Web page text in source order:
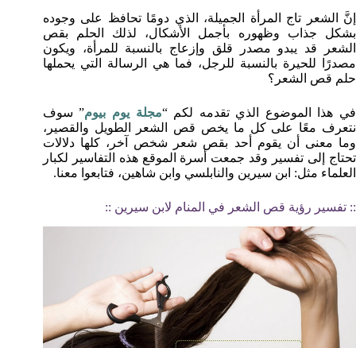
إنَّ الشعر تاج المرأة الجميلة، الذي دومًا تحافظ على وجوده
بشكل جذاب وظهوره بأجمل الأشكال، لذلك الحلم بقص
الشعر قد يبدو مصدر قلق وإزعاج بالنسبة للمرأة، ويكون
مصدرًا للحيرة بالنسبة للرجل، فما هي الرسالة التي يحملها
حلم قص الشعر؟
في هذا الموضوع الذي تقدمه لكم “مجلة يوم بيوم” سوف
نتعرف معًا على كل ما يخص قص الشعر الطويل والقصير،
وما معنى أن يقوم أحد بقص شعر شخص آخر، كلها دلالات
تحتاج إلى تفسير وقد جمعت أسرة الموقع هذه التفاسير لكبار
العلماء مثل: ابن سيرين والنابلسي وابن شاهين، فتابعوا معنا.
:: تفسير رؤية قص الشعر في المنام لابن سيرين ::